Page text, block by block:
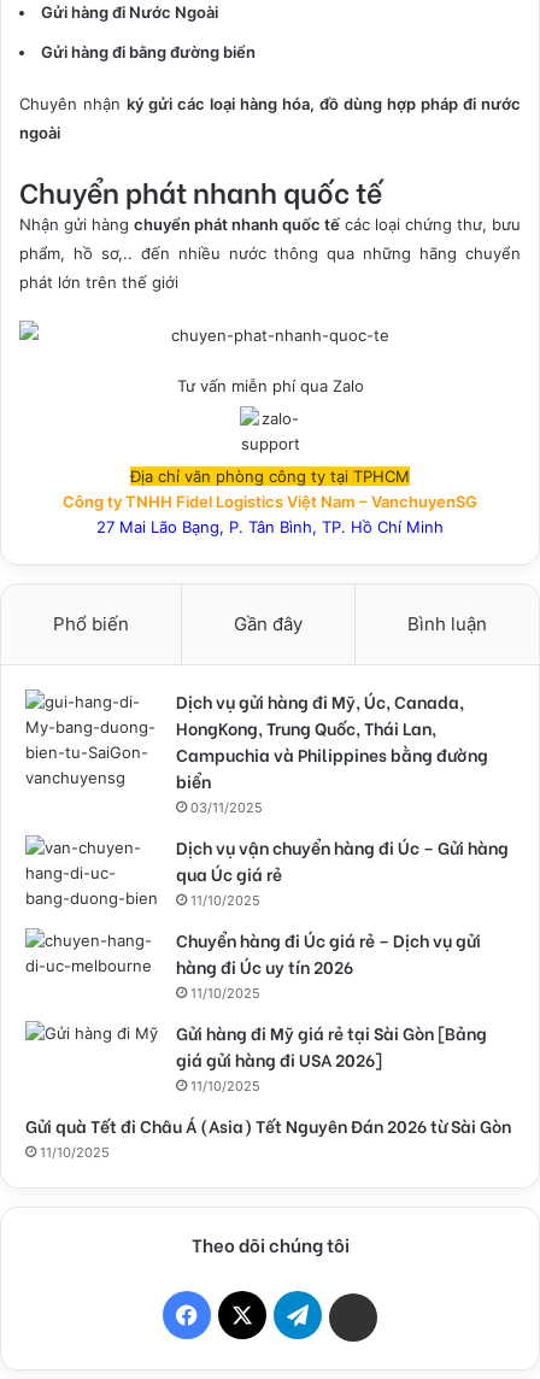
Gửi hàng đi Nước Ngoài
Gửi hàng đi bằng đường biển
Chuyên nhận ký gửi các loại hàng hóa, đồ dùng hợp pháp đi nước
ngoài
Chuyển phát nhanh quốc tế
Nhận gửi hàng chuyển phát nhanh quốc tế các loại chứng thư, bưu
phẩm, hồ sơ,.. đến nhiều nước thông qua những hãng chuyển
phát lớn trên thế giới
Tư vấn miễn phí qua Zalo
Địa chỉ văn phòng công ty tại TPHCM
Công ty TNHH Fidel Logistics Việt Nam – VanchuyenSG
27 Mai Lão Bạng, P. Tân Bình, TP. Hồ Chí Minh
Phổ biến Gần đây Bình luận
Dịch vụ gửi hàng đi Mỹ, Úc, Canada,
HongKong, Trung Quốc, Thái Lan,
Campuchia và Philippines bằng đường
biển
03/11/2025
Dịch vụ vận chuyển hàng đi Úc – Gửi hàng
qua Úc giá rẻ
11/10/2025
Chuyển hàng đi Úc giá rẻ – Dịch vụ gửi
hàng đi Úc uy tín 2026
11/10/2025
Gửi hàng đi Mỹ giá rẻ tại Sài Gòn [Bảng
giá gửi hàng đi USA 2026]
11/10/2025
Gửi quà Tết đi Châu Á (Asia) Tết Nguyên Đán 2026 từ Sài Gòn
11/10/2025
Theo dõi chúng tôi
F
X
T
a